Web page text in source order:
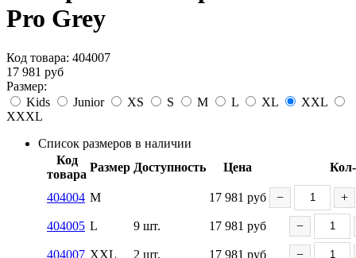
Pro Grey
Код товара: 404007
17 981 руб
Размер:
Kids
Junior XS S M L XL
XXL
XXXL
Список размеров в наличии
Код
товара
Размер Доступность Цена
404004 M 17 981 руб − +
404005 L 9 шт. 17 981 руб −
404007 XXL 2 шт. 17 981 руб −